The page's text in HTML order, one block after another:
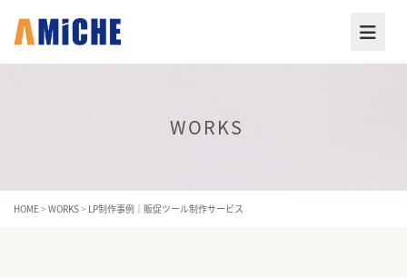
WORKS
HOME> WORKS> LP制作事例｜販促ツール制作サービス